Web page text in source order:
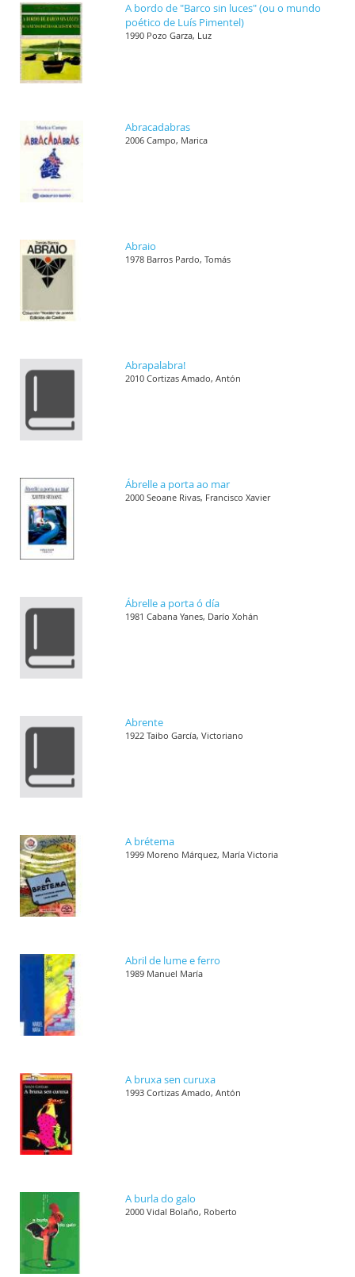
A bordo de "Barco sin luces" (ou o mundo
poético de Luís Pimentel)
1990 Pozo Garza, Luz
Abracadabras
2006 Campo, Marica
Abraio
1978 Barros Pardo, Tomás
Abrapalabra!
2010 Cortizas Amado, Antón
Ábrelle a porta ao mar
2000 Seoane Rivas, Francisco Xavier
Ábrelle a porta ó día
1981 Cabana Yanes, Darío Xohán
Abrente
1922 Taibo García, Victoriano
A brétema
1999 Moreno Márquez, María Victoria
Abril de lume e ferro
1989 Manuel María
A bruxa sen curuxa
1993 Cortizas Amado, Antón
A burla do galo
2000 Vidal Bolaño, Roberto